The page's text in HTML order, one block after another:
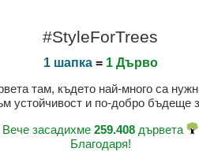
#StyleForTrees
1 шапка= 1 Дърво
там, където най-много са
устойчивост и по-добро бъдеще
Вече засадихме 259.408 дървета
Благодаря!